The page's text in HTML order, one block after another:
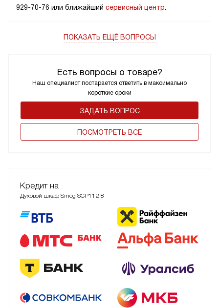
Есть вопросы о товаре?
Наш специалист постарается ответить в максимально
короткие сроки
ЗАДАТЬ ВОПРОС
ПОCМОТРЕТЬ ВСЕ
929-70-76 или ближайший сервисный центр
ПОКАЗАТЬ ЕЩЁ ВОПРОСЫ
Кредит на
Духовой шкаф Smeg SCP112-8